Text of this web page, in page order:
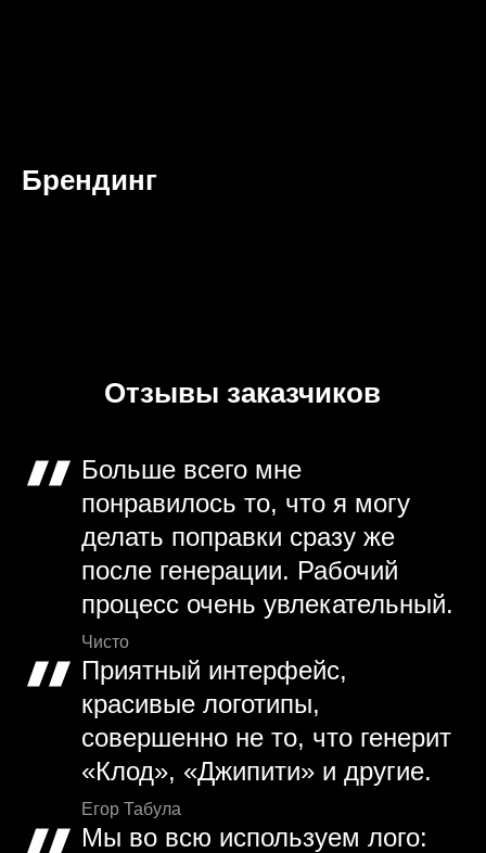
Брендинг
Отзывы заказчиков
Больше всего мне
понравилось то, что я могу
делать поправки сразу же
после генерации. Рабочий
процесс очень увлекательный.
Чисто
Приятный интерфейс,
красивые логотипы,
совершенно не то, что генерит
«Клод», «Джипити» и другие.
Егор Табула
Мы во всю используем лого: